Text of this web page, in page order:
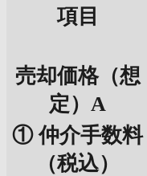
項目
売却価格（想
定）A
① 仲介手数料
（税込）